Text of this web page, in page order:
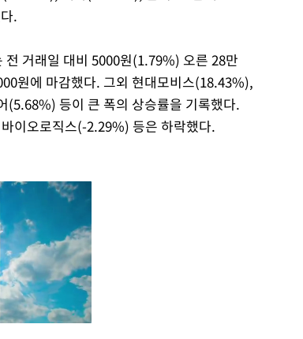
.
거래일 대비 5000원(1.79%) 오른 28만
원에 마감했다. 그외 현대모비스(18.43%),
등이 큰 폭의 상승률을 기록했다.
이오로직스(-2.29%) 등은 하락했다.